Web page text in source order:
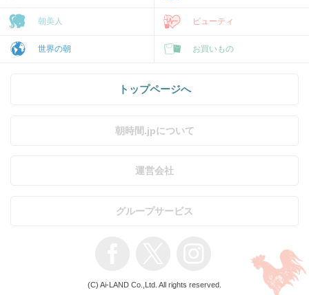
朝美人 ビューティ
世界の朝 お買いもの
トップページへ
朝時間.jpについて
運営会社
グループサービス
(C) Ai-LAND Co.,Ltd. All rights reserved.